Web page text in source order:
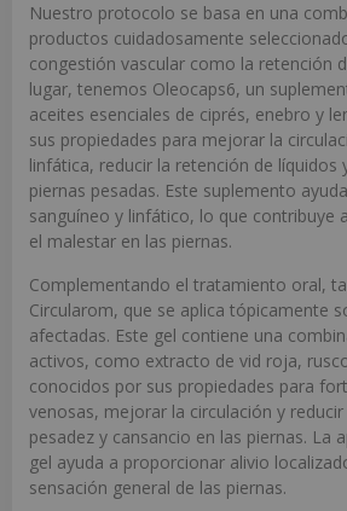
Nuestro protocolo se basa en una
productos cuidadosamente
congestión vascular como la retención
lugar, tenemos Oleocaps6, un
aceites esenciales de ciprés, enebro y
sus propiedades para mejorar la
linfática, reducir la retención de líquidos
piernas pesadas. Este suplemento
sanguíneo y linfático, lo que contribuye
el malestar en las piernas.
Complementando el tratamiento oral,
Circularom, que se aplica tópicamente
afectadas. Este gel contiene una
activos, como extracto de vid roja,
conocidos por sus propiedades para
venosas, mejorar la circulación y
pesadez y cansancio en las piernas. La
gel ayuda a proporcionar alivio
sensación general de las piernas.